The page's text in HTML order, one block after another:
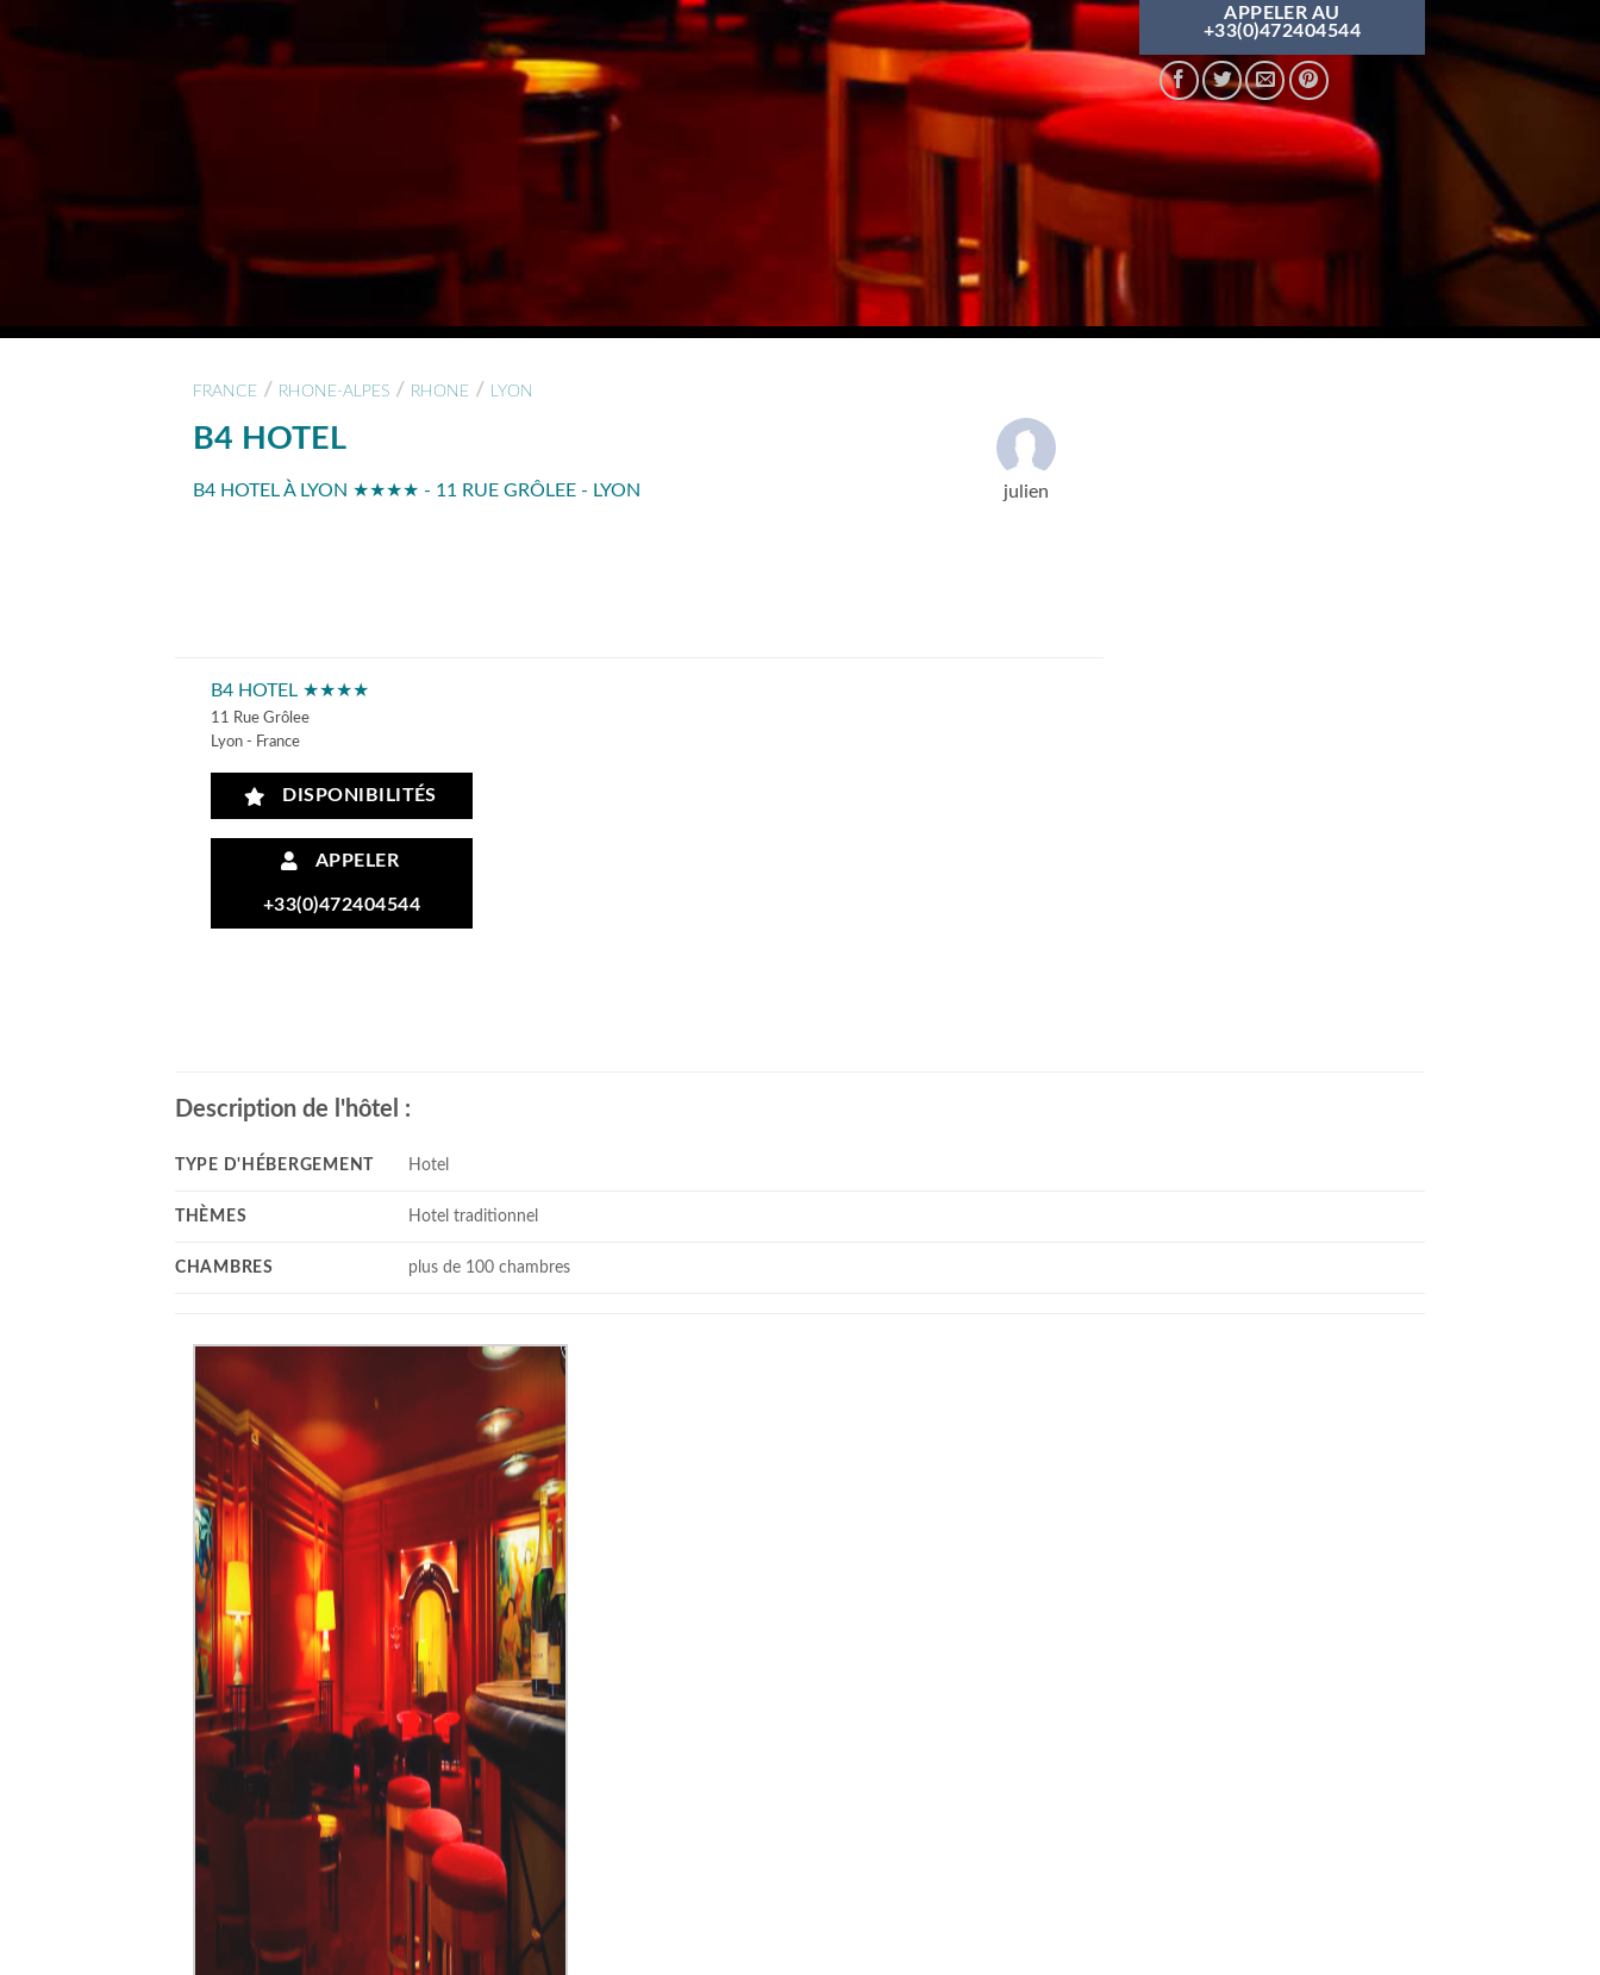
FRANCE / RHONE-ALPES / RHONE / LYON
B4 HOTEL
B4 HOTEL À LYON ★★★★ - 11 RUE GRÔLEE - LYON julien
B4 HOTEL ★★★★
11 Rue Grôlee
Lyon - France
DISPONIBILITÉS
APPELER
+33(0)472404544
APPELER AU
+33(0)472404544
Description de l'hôtel :
TYPE D'HÉBERGEMENT Hotel
THÈMES Hotel traditionnel
CHAMBRES plus de 100 chambres